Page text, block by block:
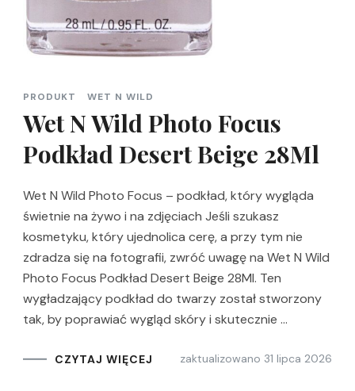
PRODUKT WET N WILD
Wet N Wild Photo Focus
Podkład Desert Beige 28Ml
Wet N Wild Photo Focus – podkład, który wygląda
świetnie na żywo i na zdjęciach Jeśli szukasz
kosmetyku, który ujednolica cerę, a przy tym nie
zdradza się na fotografii, zwróć uwagę na Wet N Wild
Photo Focus Podkład Desert Beige 28Ml. Ten
wygładzający podkład do twarzy został stworzony
tak, by poprawiać wygląd skóry i skutecznie …
CZYTAJ WIĘCEJ zaktualizowano 31 lipca 2026